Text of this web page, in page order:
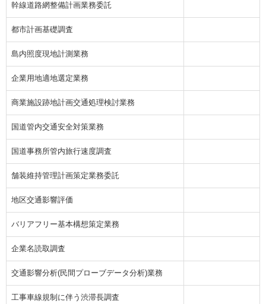
幹線道路網整備計画業務委託
都市計画基礎調査
島内照度現地計測業務
企業用地適地選定業務
商業施設跡地計画交通処理検討業務
国道管内交通安全対策業務
国道事務所管内旅行速度調査
舗装維持管理計画策定業務委託
地区交通影響評価
バリアフリー基本構想策定業務
企業名読取調査
交通影響分析(民間プローブデータ分析)業務
工事車線規制に伴う渋滞長調査